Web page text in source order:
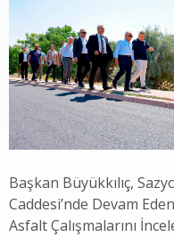
Başkan Büyükkılıç,
Caddesi’nde Devam
Asfalt Çalışmalarını